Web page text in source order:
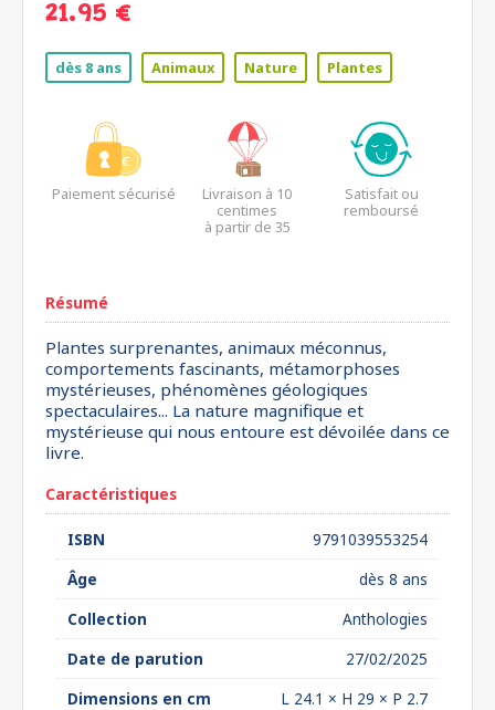
21.95 €
dès 8 ans Animaux Nature Plantes
Paiement sécurisé
Livraison à 10
centimes
à partir de 35
Satisfait ou
remboursé
Résumé
Plantes surprenantes, animaux méconnus,
comportements fascinants, métamorphoses
mystérieuses, phénomènes géologiques
spectaculaires... La nature magnifique et
mystérieuse qui nous entoure est dévoilée dans ce
livre.
Caractéristiques
ISBN
9791039553254
Âge
dès 8 ans
Collection
Anthologies
Date de parution
27/02/2025
Dimensions en cm
L 24.1 × H 29 × P 2.7